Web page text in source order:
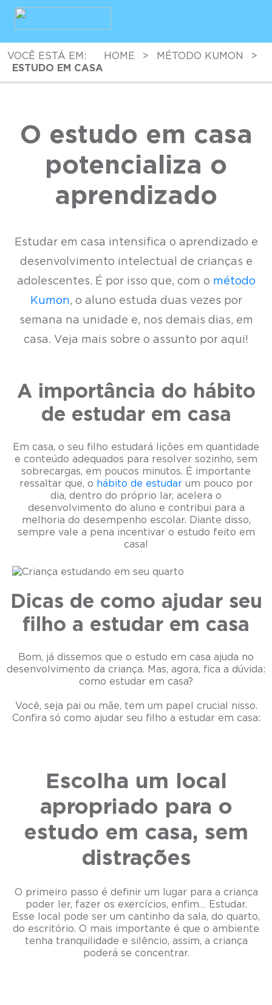
VOCÊ ESTÁ EM: HOME > MÉTODO KUMON
>
ESTUDO EM CASA
O estudo em casa
potencializa o
aprendizado
Estudar em casa intensifica o aprendizado e
desenvolvimento intelectual de crianças e
adolescentes. É por isso que, com o método
Kumon, o aluno estuda duas vezes por
semana na unidade e, nos demais dias, em
casa. Veja mais sobre o assunto por aqui!
A importância do hábito
de estudar em casa
Em casa, o seu filho estudará lições em quantidade
e conteúdo adequados para resolver sozinho, sem
sobrecargas, em poucos minutos. É importante
ressaltar que, o hábito de estudarum pouco por
dia, dentro do próprio lar, acelera o
desenvolvimento do aluno e contribui para a
melhoria do desempenho escolar. Diante disso,
sempre vale a pena incentivar o estudo feito em
casa!
Dicas de como ajudar seu
filho a estudar em casa
Bom, já dissemos que o estudo em casa ajuda no
desenvolvimento da criança. Mas, agora, fica a dúvida:
como estudar em casa?
Você, seja pai ou mãe, tem um papel crucial nisso.
Confira só como ajudar seu filho a estudar em casa:
Escolha um local
apropriado para o
estudo em casa, sem
distrações
O primeiro passo é definir um lugar para a criança
poder ler, fazer os exercícios, enfim… Estudar.
Esse local pode ser um cantinho da sala, do quarto,
do escritório. O mais importante é que o ambiente
tenha tranquilidade e silêncio, assim, a criança
poderá se concentrar.